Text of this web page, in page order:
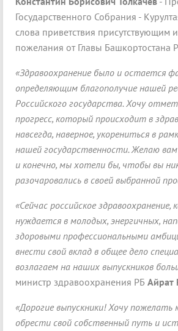
Государственного Собрания -
слова приветствия присутствующим
пожелания от Главы Башкортостана
«Здравоохранение было и остается
определяющим благополучие нашей
Российского государства. Хочу
прогресс, который происходит в
навсегда, наверное, укорениться в
нашей государственности. Желаю вам
и конечно, мы хотели бы, чтобы вы
разочаровались в своей выбранной
«Сейчас российское здравоохранение,
нуждается в молодых, энергичных,
здоровыми профессиональными
внести свой вклад в общее дело
возлагаем на наших выпускников
министр здравоохранения РБ Айрат
«Дорогие выпускники! Хочу пожелать
обрести свой собственный путь и